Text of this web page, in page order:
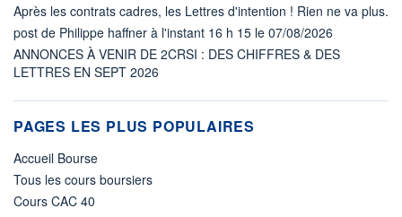
Après les contrats cadres, les Lettres d'intention ! Rien ne va plus.
post de Philippe haffner à l'instant 16 h 15 le 07/08/2026
ANNONCES À VENIR DE 2CRSI : DES CHIFFRES & DES
LETTRES EN SEPT 2026
PAGES LES PLUS POPULAIRES
Accueil Bourse
Tous les cours boursiers
Cours CAC 40